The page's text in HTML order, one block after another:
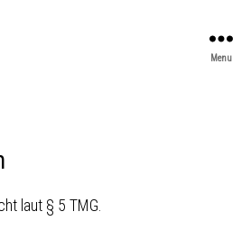
Menu
laut § 5 TMG.